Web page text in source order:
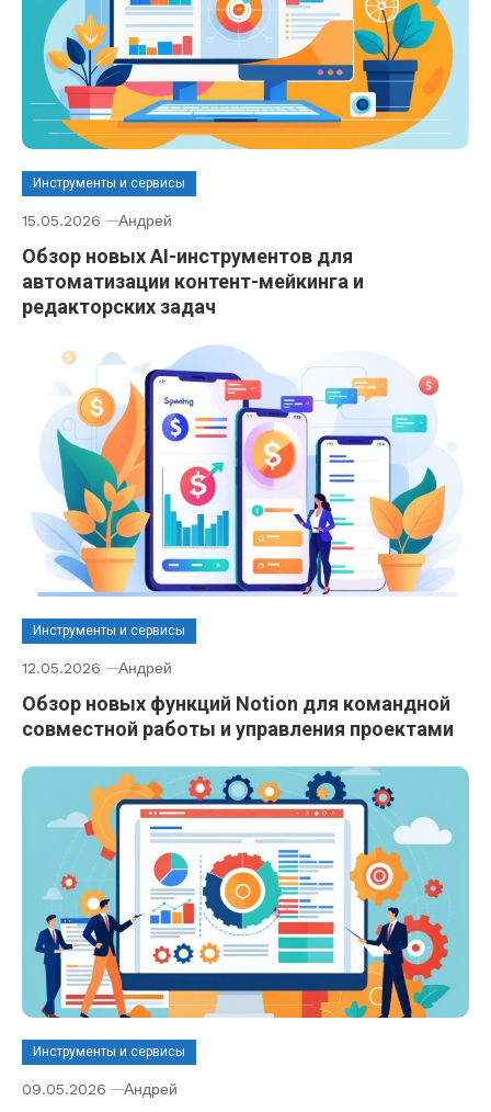
Инструменты и сервисы
15.05.2026 Андрей
Обзор новых AI-инструментов для
автоматизации контент-мейкинга и
редакторских задач
Инструменты и сервисы
12.05.2026 Андрей
Обзор новых функций Notion для командной
совместной работы и управления проектами
Инструменты и сервисы
09.05.2026 Андрей